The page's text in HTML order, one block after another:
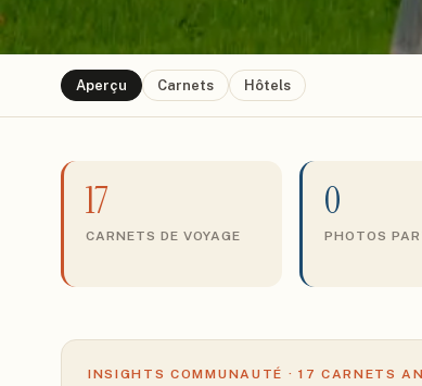
Aperçu Carnets Hôtels
17
CARNETS DE VOYAGE
0
PHOTOS
INSIGHTS COMMUNAUTÉ · 17 CARNETS